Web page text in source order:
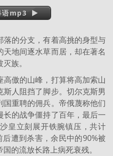
语mp3
的分支，有着高挑的身型与
地间逐水草而居，却在著名
族。
傲的山峰，打算将高加索山
人阻挡了脚步。切尔克斯男
国重聘的佣兵。帝俄蔑称他们
的战争僵持了百年，最后一
皇立刻展开铁腕镇压，共计
遭到杀害，余民中的90%被
的流放长路上病死衰残。